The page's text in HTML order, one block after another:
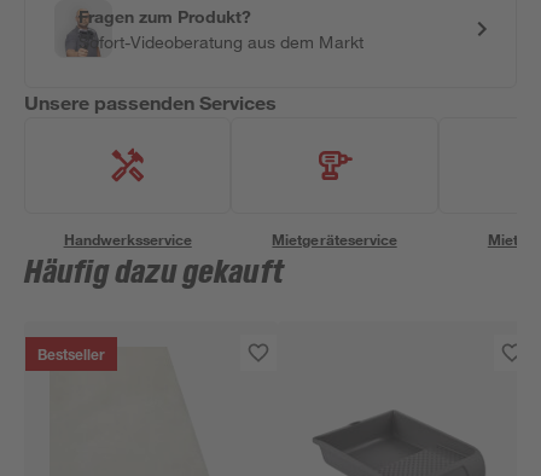
Fragen zum Produkt?
Sofort-Videoberatung aus dem Markt
Unsere passenden Services
Handwerksservice Mietgeräteservice
Häufig dazu gekauft
Bestseller